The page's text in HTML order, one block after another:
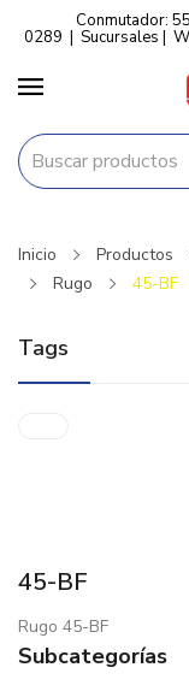
Conmutador:
0289 | Sucursales |
Inicio Productos
Rugo
45-BF
Tags
45-BF
Rugo 45-BF
Subcategorías